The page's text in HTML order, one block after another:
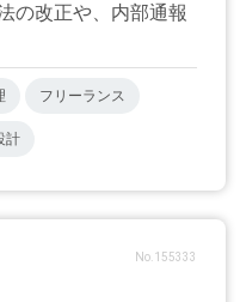
の改正や、内部通報
フリーランス
計
No.155333